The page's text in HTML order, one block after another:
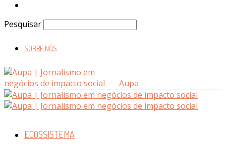
Pesquisar
SOBRE NÓS
Aupa
ECOSSISTEMA